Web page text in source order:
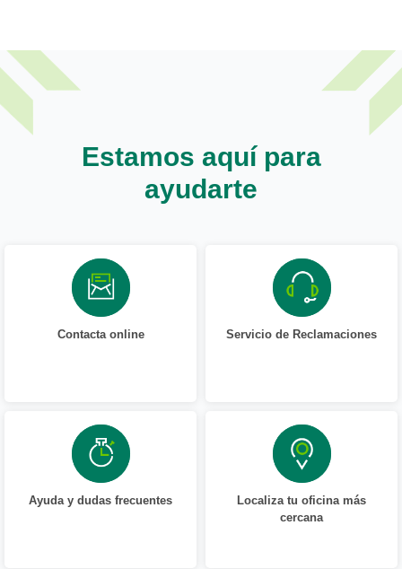
Estamos aquí para
ayudarte
Contacta online Servicio de Reclamaciones
Ayuda y dudas frecuentes
Localiza tu oficina más
cercana